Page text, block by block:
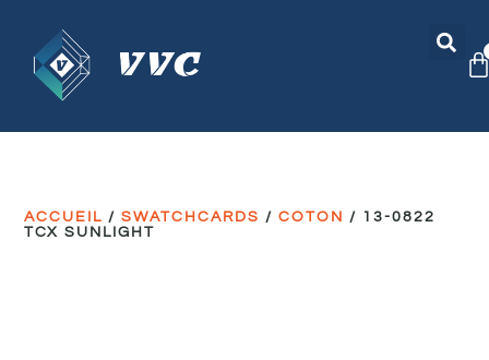
ACCUEIL /SWATCHCARDS /COTON / 13-0822
TCX SUNLIGHT